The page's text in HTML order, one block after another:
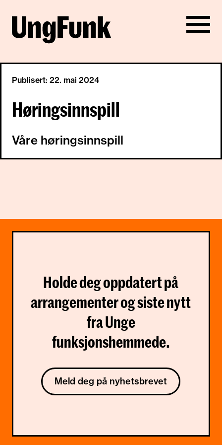
Publisert: 22. mai 2024
Høringsinnspill
Våre høringsinnspill
Holde deg oppdatert på
arrangementer og siste nytt
fra Unge
funksjonshemmede.
Meld deg på nyhetsbrevet